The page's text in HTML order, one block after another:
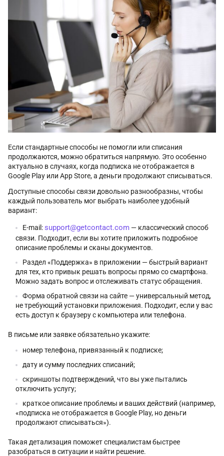
Если стандартные способы не помогли или списания
продолжаются, можно обратиться напрямую. Это особенно
актуально в случаях, когда подписка не отображается в
Google Play или App Store, а деньги продолжают списываться.
Доступные способы связи довольно разнообразны, чтобы
каждый пользователь мог выбрать наиболее удобный
вариант:
E-mail:support@getcontact.com — классический способ
связи. Подходит, если вы хотите приложить подробное
описание проблемы и сканы документов.
Раздел «Поддержка» в приложении — быстрый вариант
для тех, кто привык решать вопросы прямо со смартфона.
Можно задать вопрос и отслеживать статус обращения.
Форма обратной связи на сайте — универсальный метод,
не требующий установки приложения. Подходит, если у вас
есть доступ к браузеру с компьютера или телефона.
В письме или заявке обязательно укажите:
номер телефона, привязанный к подписке;
дату и сумму последних списаний;
скриншоты подтверждений, что вы уже пытались
отключить услугу;
краткое описание проблемы и ваших действий (например,
«подписка не отображается в Google Play, но деньги
продолжают списываться»).
Такая детализация поможет специалистам быстрее
разобраться в ситуации и найти решение.